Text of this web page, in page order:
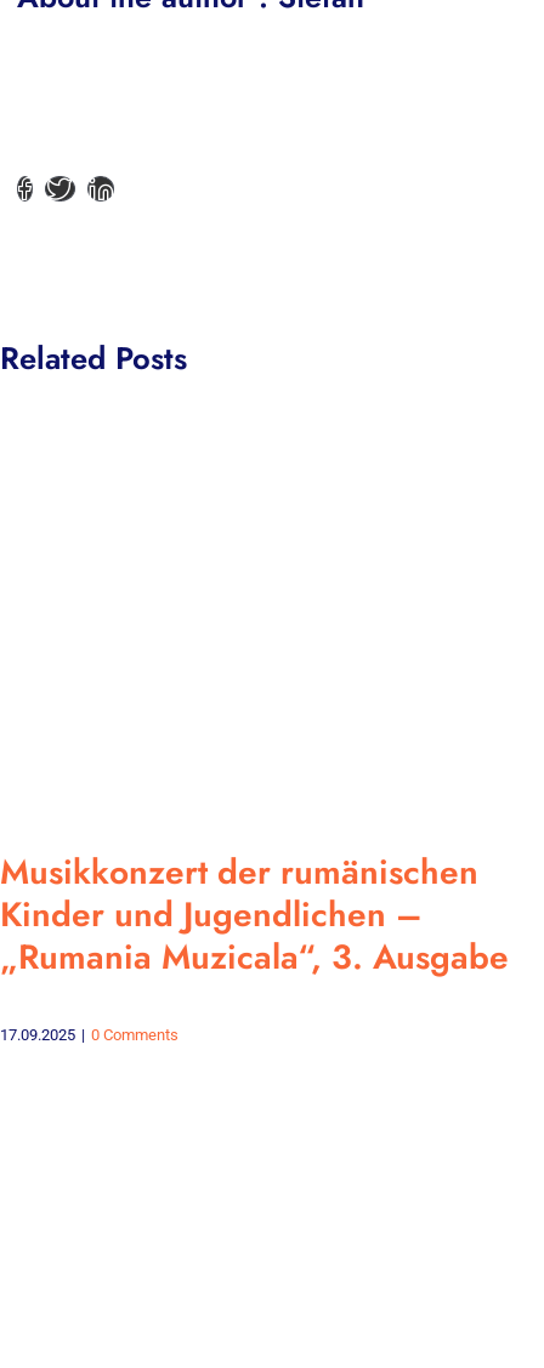
Related Posts
Musikkonzert der rumänischen
Kinder und Jugendlichen –
„Rumania Muzicala“, 3. Ausgabe
17.09.2025 | 0 Comments